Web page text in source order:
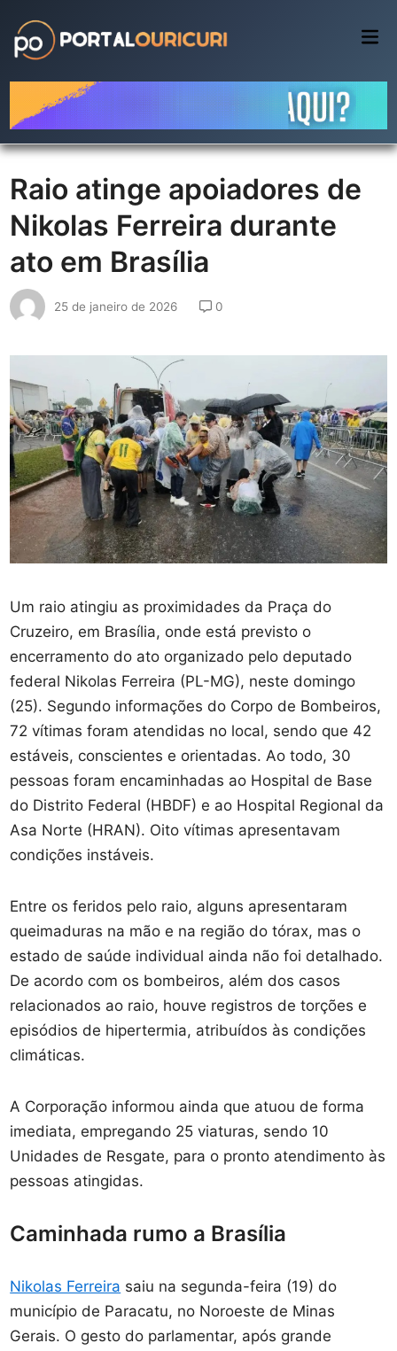
content
Raio atinge apoiadores de
Nikolas Ferreira durante
ato em Brasília
25 de janeiro de 2026 0
Um raio atingiu as proximidades da Praça do
Cruzeiro, em Brasília, onde está previsto o
encerramento do ato organizado pelo deputado
federal Nikolas Ferreira (PL-MG), neste domingo
(25). Segundo informações do Corpo de Bombeiros,
72 vítimas foram atendidas no local, sendo que 42
estáveis, conscientes e orientadas. Ao todo, 30
pessoas foram encaminhadas ao Hospital de Base
do Distrito Federal (HBDF) e ao Hospital Regional da
Asa Norte (HRAN). Oito vítimas apresentavam
condições instáveis.
Entre os feridos pelo raio, alguns apresentaram
queimaduras na mão e na região do tórax, mas o
estado de saúde individual ainda não foi detalhado.
De acordo com os bombeiros, além dos casos
relacionados ao raio, houve registros de torções e
episódios de hipertermia, atribuídos às condições
climáticas.
A Corporação informou ainda que atuou de forma
imediata, empregando 25 viaturas, sendo 10
Unidades de Resgate, para o pronto atendimento às
pessoas atingidas.
Caminhada rumo a Brasília
Nikolas Ferreira saiu na segunda-feira (19) do
município de Paracatu, no Noroeste de Minas
Gerais. O gesto do parlamentar, após grande